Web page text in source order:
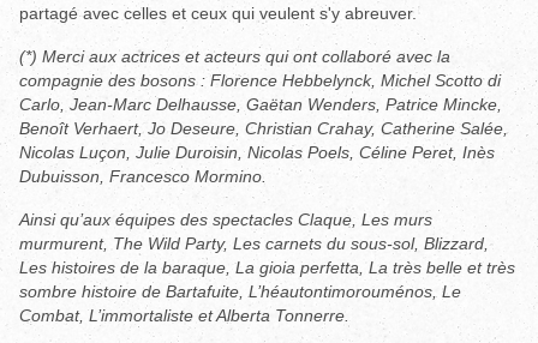
partagé avec celles et ceux qui veulent s'y abreuver.
(*) Merci aux actrices et acteurs qui ont collaboré avec la
compagnie des bosons : Florence Hebbelynck, Michel Scotto di
Carlo, Jean-Marc Delhausse, Gaëtan Wenders, Patrice Mincke,
Benoît Verhaert, Jo Deseure, Christian Crahay, Catherine Salée,
Nicolas Luçon, Julie Duroisin, Nicolas Poels, Céline Peret, Inès
Dubuisson, Francesco Mormino.
Ainsi qu’aux équipes des spectacles Claque, Les murs
murmurent, The Wild Party, Les carnets du sous-sol, Blizzard,
Les histoires de la baraque, La gioia perfetta, La très belle et très
sombre histoire de Bartafuite, L’héautontimorouménos, Le
Combat, L’immortaliste et Alberta Tonnerre.